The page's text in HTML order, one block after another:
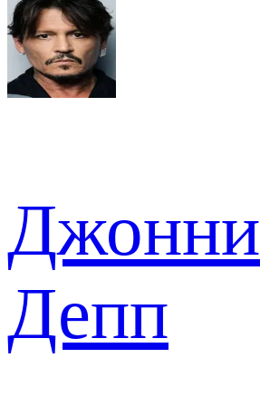
Джонни
Депп